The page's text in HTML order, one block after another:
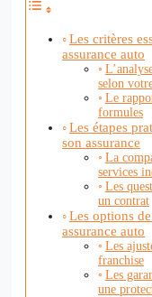
Les critères
assurance auto
selon
Le
formules
Les étapes
son assurance
La
services
Les
un contrat
Les options
assurance auto
Les
franchise
Les
une